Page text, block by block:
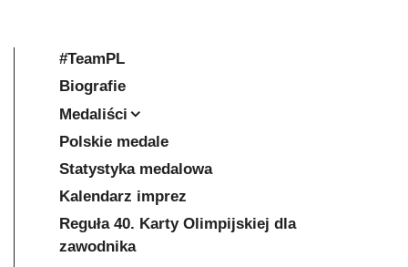
#TeamPL
Biografie
Medaliści
Polskie medale
Statystyka medalowa
Kalendarz imprez
Reguła 40. Karty Olimpijskiej dla
zawodnika